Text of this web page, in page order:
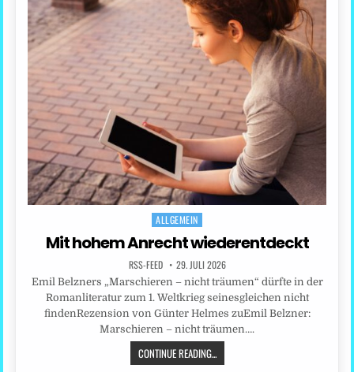
Posted
ALLGEMEIN
Mit hohem Anrecht wiederentdeckt
RSS-FEED 29. JULI 2026
Emil Belzners „Marschieren – nicht träumen“ dürfte in der
Romanliteratur zum 1. Weltkrieg seinesgleichen nicht
findenRezension von Günter Helmes zuEmil Belzner:
Marschieren – nicht träumen….
CONTINUE READING...